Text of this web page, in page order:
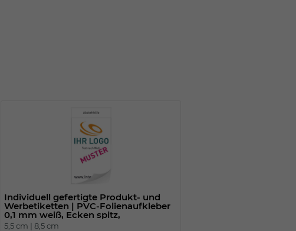
Individuell gefertigte Produkt- und
Werbetiketten | PVC-Folienaufkleber
0,1 mm weiß, Ecken spitz,
5,5 cm |8,5 cm
Anbieter
Laufzeit
Zweck
Webseite anmeldet. Dient zum festhalten
des Login Status.